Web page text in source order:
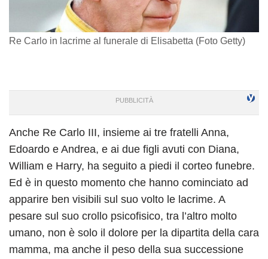
Re Carlo in lacrime al funerale di Elisabetta (Foto Getty)
Anche Re Carlo III, insieme ai tre fratelli Anna,
Edoardo e Andrea, e ai due figli avuti con Diana,
William e Harry, ha seguito a piedi il corteo funebre.
Ed è in questo momento che hanno cominciato ad
apparire ben visibili sul suo volto le lacrime. A
pesare sul suo crollo psicofisico, tra l’altro molto
umano, non è solo il dolore per la dipartita della cara
mamma, ma anche il peso della sua successione